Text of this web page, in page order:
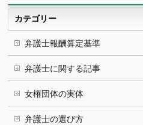
カテゴリー
弁護士報酬算定基準
弁護士に関する記事
女権団体の実体
弁護士の選び方